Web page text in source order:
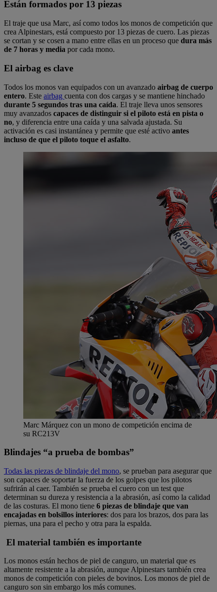
Están formados por 13 piezas
El traje que usa Marc, así como todos los monos de competición que
crea Alpinestars, está compuesto por 13 piezas de cuero. Las piezas
se cortan y se cosen a mano entre ellas en un proceso que dura más
de 7 horas y media por cada mono.
El airbag es clave
Todos los monos van equipados con un avanzado airbag de cuerpo
entero. Este airbag cuenta con dos cargas y se mantiene hinchado
durante 5 segundos tras una caída. El traje lleva unos sensores
muy avanzados capaces de distinguir si el piloto está en pista o
no, y diferencia entre una caída y una salvada ajustada. Su
activación es casi instantánea y permite que esté activo antes
incluso de que el piloto toque el asfalto.
Marc Márquez con un mono de competición encima de
su RC213V
Blindajes “a prueba de bombas”
Todas las piezas de blindaje del mono, se prueban para asegurar que
son capaces de soportar la fuerza de los golpes que los pilotos
sufrirán al caer. También se prueba el cuero con un test que
determinan su dureza y resistencia a la abrasión, así como la calidad
de las costuras. El mono tiene 6 piezas de blindaje que van
encajadas en bolsillos interiores: dos para los brazos, dos para las
piernas, una para el pecho y otra para la espalda.
El material también es importante
Los monos están hechos de piel de canguro, un material que es
altamente resistente a la abrasión, aunque Alpinestars también crea
monos de competición con pieles de bovinos. Los monos de piel de
canguro son sin embargo los más comunes.